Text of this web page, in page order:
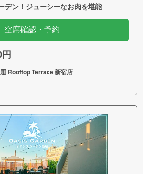
デン！ジューシーなお肉を堪能
空席確認・予約
Rooftop Terrace 新宿店